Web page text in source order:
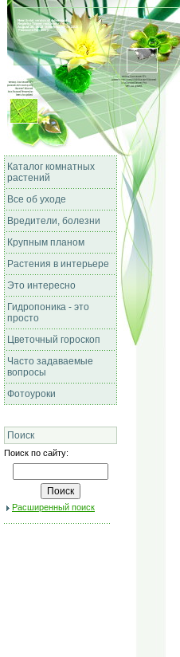
Каталог комнатных
растений
Все об уходе
Вредители, болезни
Крупным планом
Растения в интерьере
Это интересно
Гидропоника - это
просто
Цветочный гороскоп
Часто задаваемые
вопросы
Фотоуроки
Поиск
Поиск по сайту:
Расширенный поиск